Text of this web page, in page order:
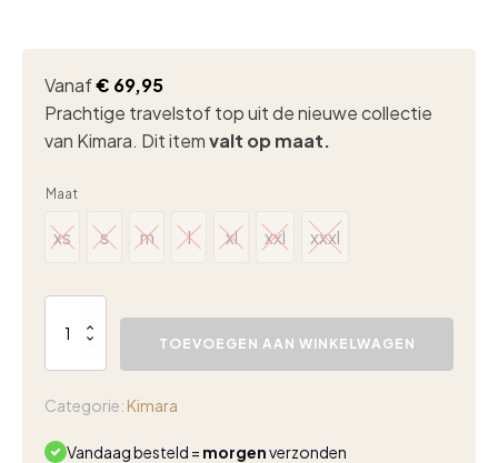
Vanaf€ 69,95
Prachtige travelstof top uit de nieuwe collectie
van Kimara. Dit itemvalt op maat.
Maat
xs
xs
s
s
m
m
l
l
xl
xl
xxl
xxl
xxxl
xxxl
white
TOEVOEGEN AAN WINKELWAGEN
Categorie: Kimara
Vandaag besteld = morgenverzonden